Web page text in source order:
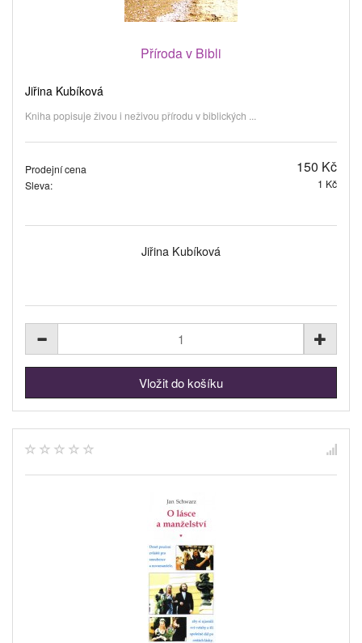
Příroda v Bibli
Jiřina Kubíková
Kniha popisuje živou i neživou přírodu v biblických ...
Prodejní cena 150 Kč
Sleva: 1 Kč
Jiřina Kubíková